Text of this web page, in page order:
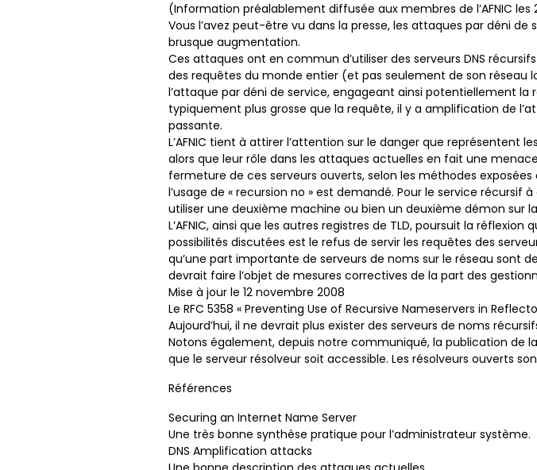
(Information préalablement diffusée aux membres de l’AFNIC les
Vous l’avez peut-être vu dans la presse, les attaques par déni
brusque augmentation.
Ces attaques ont en commun d’utiliser des serveurs DNS
des requêtes du monde entier (et pas seulement de son réseau
l’attaque par déni de service, engageant ainsi potentiellement la
typiquement plus grosse que la requête, il y a amplification de
passante.
L’AFNIC tient à attirer l’attention sur le danger que représentent
alors que leur rôle dans les attaques actuelles en fait une
fermeture de ces serveurs ouverts, selon les méthodes exposées
l’usage de « recursion no » est demandé. Pour le service
utiliser une deuxième machine ou bien un deuxième démon sur
L’AFNIC, ainsi que les autres registres de TLD, poursuit la
possibilités discutées est le refus de servir les requêtes des
qu’une part importante de serveurs de noms sur le réseau
devrait faire l’objet de mesures correctives de la part des
Mise à jour le 12 novembre 2008
Le RFC 5358 « Preventing Use of Recursive Nameservers in
Aujourd’hui, il ne devrait plus exister des serveurs de noms
Notons également, depuis notre communiqué, la publication de
que le serveur résolveur soit accessible. Les résolveurs ouverts
Références
Securing an Internet Name Server
Une très bonne synthèse pratique pour l’administrateur système.
DNS Amplification attacks